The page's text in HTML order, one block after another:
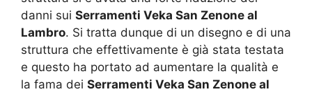
danni sui Serramenti Veka San Zenone al
Lambro. Si tratta dunque di un disegno e di una
struttura che effettivamente è già stata testata
e questo ha portato ad aumentare la qualità e
la fama dei Serramenti Veka San Zenone al